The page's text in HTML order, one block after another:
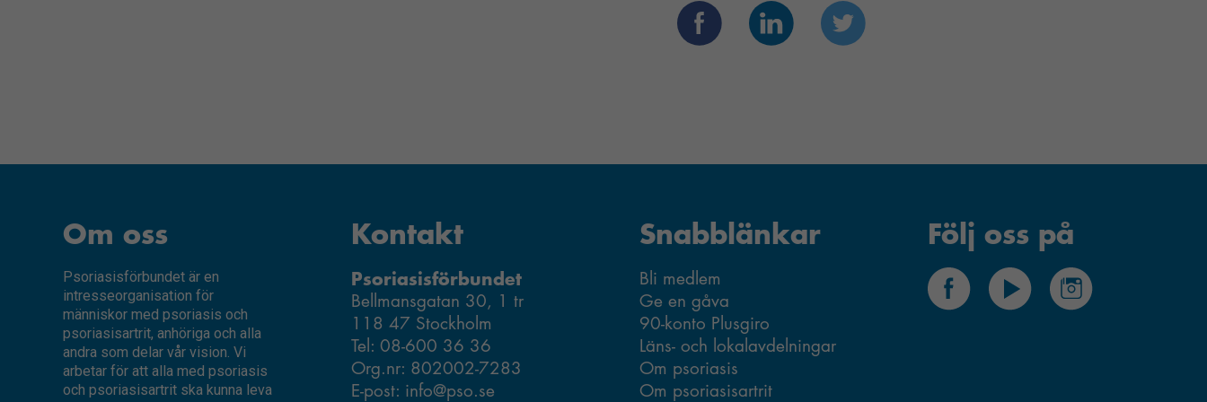
Om oss
Psoriasisförbundet är en
intresseorganisation för
människor med psoriasis och
psoriasisartrit, anhöriga och alla
andra som delar vår vision. Vi
arbetar för att alla med psoriasis
och psoriasisartrit ska kunna leva
Kontakt
Psoriasisförbundet
Bellmansgatan 30, 1 tr
118 47 Stockholm
Tel: 08-600 36 36
Org.nr: 802002-7283
E-post: info@pso.se
Snabblänkar
Bli medlem
Ge en gåva
90-konto Plusgiro
Läns- och lokalavdelningar
Om psoriasis
Om psoriasisartrit
Följ oss på
Nödvändiga
Dessa kakor
går inte att